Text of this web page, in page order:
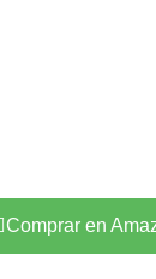
Comprar en